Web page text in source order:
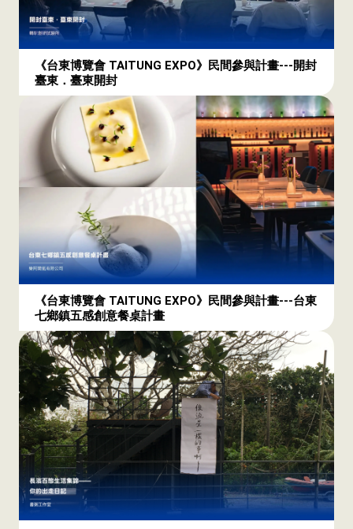
《台東博覽會 TAITUNG EXPO》民間參與計畫---開封
臺東．臺東開封
《台東博覽會 TAITUNG EXPO》民間參與計畫---台東
七鄉鎮五感創意餐桌計畫